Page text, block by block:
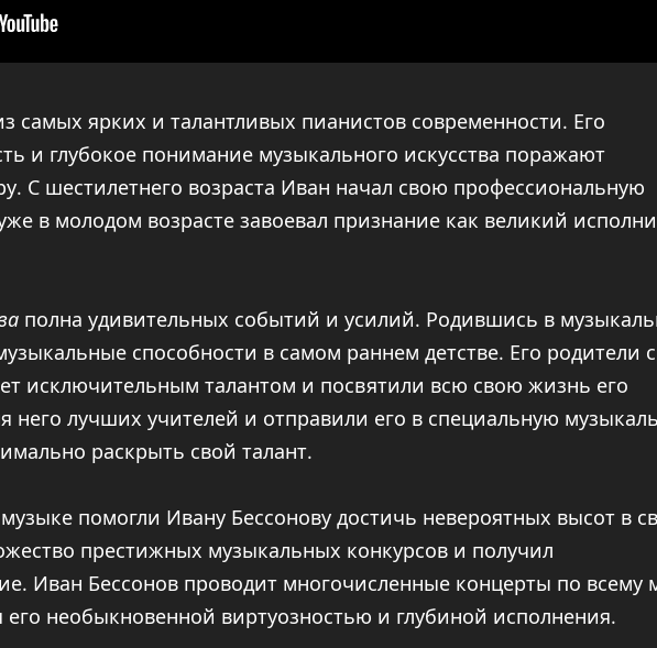
самых ярких и талантливых пианистов современности. Его
и глубокое понимание музыкального искусства поражают
С шестилетнего возраста Иван начал свою профессиональную
в молодом возрасте завоевал признание как великий
полна удивительных событий и усилий. Родившись в
способности в самом раннем детстве. Его родители
исключительным талантом и посвятили всю свою жизнь его
лучших учителей и отправили его в специальную
раскрыть свой талант.
помогли Ивану Бессонову достичь невероятных высот в
престижных музыкальных конкурсов и получил
Иван Бессонов проводит многочисленные концерты по всему
его необыкновенной виртуозностью и глубиной исполнения.